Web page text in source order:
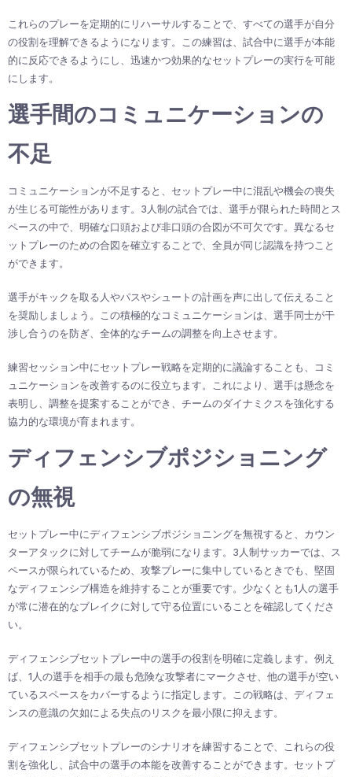
これらのプレーを定期的にリハーサルすることで、すべての選手が自分
の役割を理解できるようになります。この練習は、試合中に選手が本能
的に反応できるようにし、迅速かつ効果的なセットプレーの実行を可能
にします。
選手間のコミュニケーションの
不足
コミュニケーションが不足すると、セットプレー中に混乱や機会の喪失
が生じる可能性があります。3人制の試合では、選手が限られた時間とス
ペースの中で、明確な口頭および非口頭の合図が不可欠です。異なるセ
ットプレーのための合図を確立することで、全員が同じ認識を持つこと
ができます。
選手がキックを取る人やパスやシュートの計画を声に出して伝えること
を奨励しましょう。この積極的なコミュニケーションは、選手同士が干
渉し合うのを防ぎ、全体的なチームの調整を向上させます。
練習セッション中にセットプレー戦略を定期的に議論することも、コミ
ュニケーションを改善するのに役立ちます。これにより、選手は懸念を
表明し、調整を提案することができ、チームのダイナミクスを強化する
協力的な環境が育まれます。
ディフェンシブポジショニング
の無視
セットプレー中にディフェンシブポジショニングを無視すると、カウン
ターアタックに対してチームが脆弱になります。3人制サッカーでは、ス
ペースが限られているため、攻撃プレーに集中しているときでも、堅固
なディフェンシブ構造を維持することが重要です。少なくとも1人の選手
が常に潜在的なブレイクに対して守る位置にいることを確認してくださ
い。
ディフェンシブセットプレー中の選手の役割を明確に定義します。例え
ば、1人の選手を相手の最も危険な攻撃者にマークさせ、他の選手が空い
ているスペースをカバーするように指定します。この戦略は、ディフェ
ンスの意識の欠如による失点のリスクを最小限に抑えます。
ディフェンシブセットプレーのシナリオを練習することで、これらの役
割を強化し、試合中の選手の本能を改善することができます。セットプ